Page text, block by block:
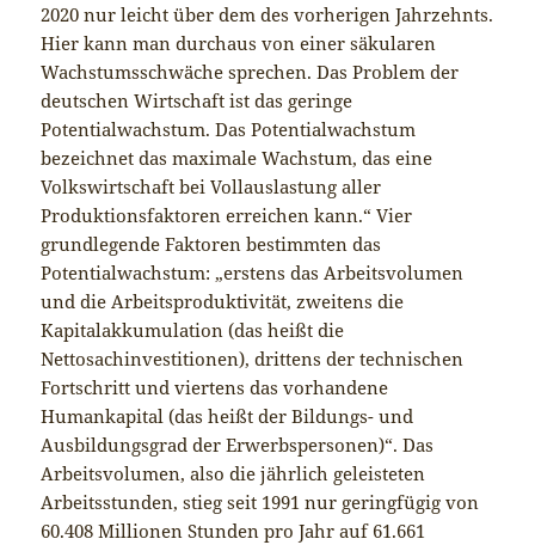
2020 nur leicht über dem des vorherigen Jahrzehnts.
Hier kann man durchaus von einer säkularen
Wachstumsschwäche sprechen. Das Problem der
deutschen Wirtschaft ist das geringe
Potentialwachstum. Das Potentialwachstum
bezeichnet das maximale Wachstum, das eine
Volkswirtschaft bei Vollauslastung aller
Produktionsfaktoren erreichen kann.“ Vier
grundlegende Faktoren bestimmten das
Potentialwachstum: „erstens das Arbeitsvolumen
und die Arbeitsproduktivität, zweitens die
Kapitalakkumulation (das heißt die
Nettosachinvestitionen), drittens der technischen
Fortschritt und viertens das vorhandene
Humankapital (das heißt der Bildungs- und
Ausbildungsgrad der Erwerbspersonen)“. Das
Arbeitsvolumen, also die jährlich geleisteten
Arbeitsstunden, stieg seit 1991 nur geringfügig von
60.408 Millionen Stunden pro Jahr auf 61.661